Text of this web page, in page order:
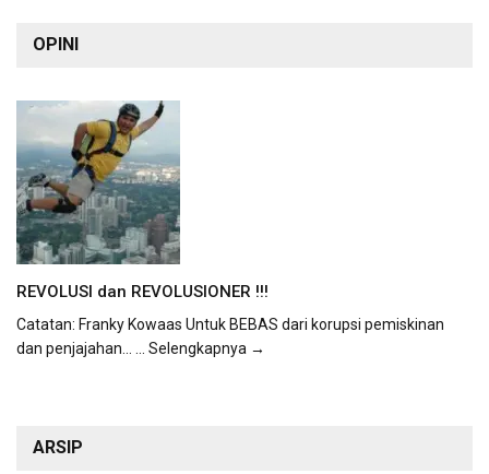
OPINI
REVOLUSI dan REVOLUSIONER !!!
Catatan: Franky Kowaas Untuk BEBAS dari korupsi pemiskinan
dan penjajahan...
... Selengkapnya →
ARSIP